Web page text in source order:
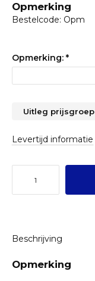
Opmerking
Bestelcode: Opm
Opmerking: *
Uitleg prijsgroep
Levertijd informatie
Beschrijving
Opmerking